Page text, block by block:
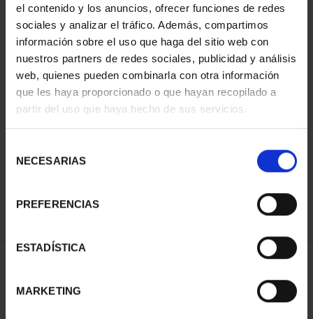
el contenido y los anuncios, ofrecer funciones de redes
sociales y analizar el tráfico. Además, compartimos
información sobre el uso que haga del sitio web con
nuestros partners de redes sociales, publicidad y análisis
web, quienes pueden combinarla con otra información
que les haya proporcionado o que hayan recopilado a
partir del uso que haya hecho de sus servicios.
NECESARIAS
PREFERENCIAS
ESTADÍSTICA
MARKETING
73,00 €